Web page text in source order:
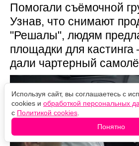
Помогали съёмочной
Узнав, что снимают
"Решалы", людям
площадки для
дали чартерный
Используя сайт, вы соглашаетесь с
cookies и обработкой персональных
с Политикой cookies
Понятно